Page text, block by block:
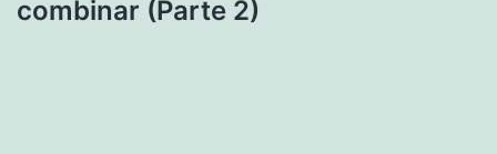
combinar (Parte 2)